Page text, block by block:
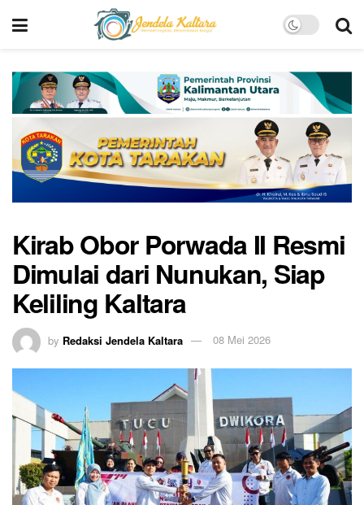
Kirab Obor Porwada II Resmi
Dimulai dari Nunukan, Siap
Keliling Kaltara
by Redaksi Jendela Kaltara 08 Mei 2026